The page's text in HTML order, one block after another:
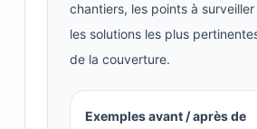
chantiers, les points à
les solutions les plus
de la couverture.
Exemples avant / après de